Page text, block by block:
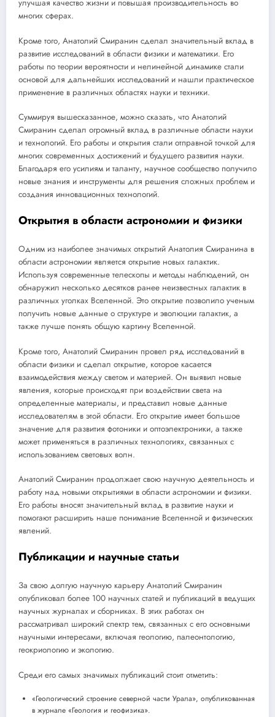
улучшая качество жизни и повышая производительность во
многих сферах.
Кроме того, Анатолий Смиранин сделал значительный вклад в
развитие исследований в области физики и математики. Его
работы по теории вероятности и нелинейной динамике стали
основой для дальнейших исследований и нашли практическое
применение в различных областях науки и техники.
Суммируя вышесказанное, можно сказать, что Анатолий
Смиранин сделал огромный вклад в различные области науки
и технологий. Его работы и открытия стали отправной точкой для
многих современных достижений и будущего развития науки.
Благодаря его усилиям и таланту, научное сообщество получило
новые знания и инструменты для решения сложных проблем и
создания инновационных технологий.
Открытия в области астрономии и физики
Одним из наиболее значимых открытий Анатолия Смиранина в
области астрономии является открытие новых галактик.
Используя современные телескопы и методы наблюдений, он
обнаружил несколько десятков ранее неизвестных галактик в
различных уголках Вселенной. Это открытие позволило ученым
получить новые данные о структуре и эволюции галактик, а
также лучше понять общую картину Вселенной.
Кроме того, Анатолий Смиранин провел ряд исследований в
области физики и сделал открытие, которое касается
взаимодействия между светом и материей. Он выявил новые
явления, которые происходят при воздействии света на
определенные материалы, и представил новые данные
исследователям в этой области. Его открытие имеет большое
значение для развития фотоники и оптоэлектроники, а также
может применяться в различных технологиях, связанных с
использованием световых волн.
Анатолий Смиранин продолжает свою научную деятельность и
работу над новыми открытиями в области астрономии и физики.
Его работы вносят значительный вклад в развитие науки и
помогают расширить наше понимание Вселенной и физических
явлений.
Публикации и научные статьи
За свою долгую научную карьеру Анатолий Смиранин
опубликовал более 100 научных статей и публикаций в ведущих
научных журналах и сборниках. В этих работах он
рассматривал широкий спектр тем, связанных с его основными
научными интересами, включая геологию, палеонтологию,
геокриологию и экологию.
Среди его самых значимых публикаций стоит отметить:
«Геологический строение северной части Урала», опубликованная
в журнале «Геология и геофизика».